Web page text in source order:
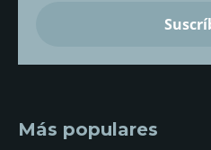
Más populares